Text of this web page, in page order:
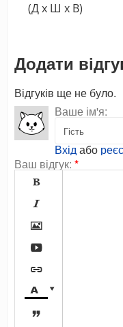
(Д x Ш x В)
Додати
Відгуків ще не було.
Ваше ім'я:
Вхідабо
Ваш відгук: *







